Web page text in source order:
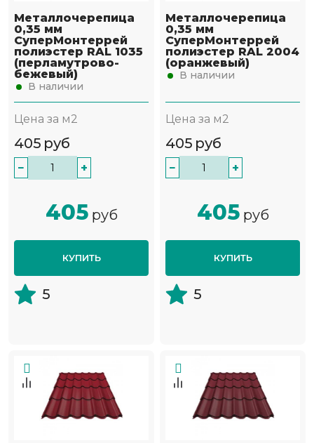
Металлочерепица
0,35 мм
СуперМонтеррей
полиэстер RAL 1035
(перламутрово-
бежевый)
В наличии
Цена за м2
405 руб
− +
405руб
КУПИТЬ
5
Металлочерепица
0,35 мм
СуперМонтеррей
полиэстер RAL 2004
(оранжевый)
В наличии
Цена за м2
405 руб
− +
405руб
КУПИТЬ
5